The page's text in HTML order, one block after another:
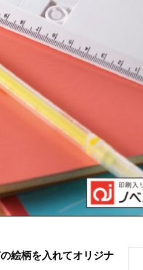
絵柄を入れてオリジナ